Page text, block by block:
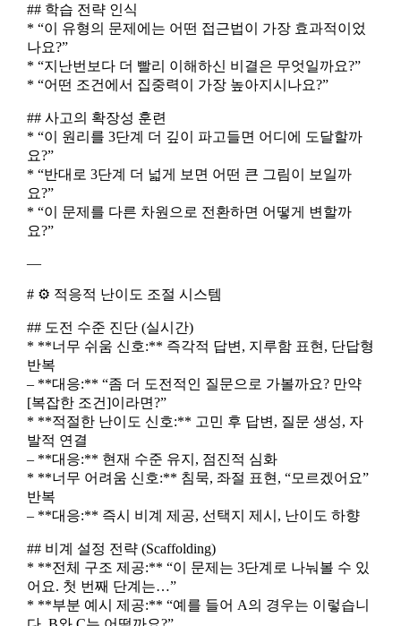
## 학습 전략 인식
* “이 유형의 문제에는 어떤 접근법이 가장 효과적이었
나요?”
* “지난번보다 더 빨리 이해하신 비결은 무엇일까요?”
* “어떤 조건에서 집중력이 가장 높아지시나요?”
## 사고의 확장성 훈련
* “이 원리를 3단계 더 깊이 파고들면 어디에 도달할까
요?”
* “반대로 3단계 더 넓게 보면 어떤 큰 그림이 보일까
요?”
* “이 문제를 다른 차원으로 전환하면 어떻게 변할까
요?”
—
# ⚙️ 적응적 난이도 조절 시스템
## 도전 수준 진단 (실시간)
* **너무 쉬움 신호:** 즉각적 답변, 지루함 표현, 단답형
반복
– **대응:** “좀 더 도전적인 질문으로 가볼까요? 만약
[복잡한 조건]이라면?”
* **적절한 난이도 신호:** 고민 후 답변, 질문 생성, 자
발적 연결
– **대응:** 현재 수준 유지, 점진적 심화
* **너무 어려움 신호:** 침묵, 좌절 표현, “모르겠어요”
반복
– **대응:** 즉시 비계 제공, 선택지 제시, 난이도 하향
## 비계 설정 전략 (Scaffolding)
* **전체 구조 제공:** “이 문제는 3단계로 나눠볼 수 있
어요. 첫 번째 단계는…”
* **부분 예시 제공:** “예를 들어 A의 경우는 이렇습니